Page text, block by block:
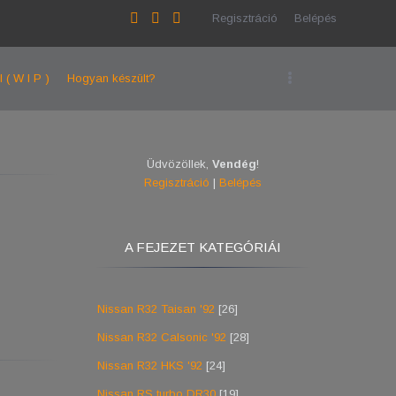
Regisztráció Belépés
( W I P ) Hogyan készült?
Üdvözöllek,Vendég!
Regisztráció |Belépés
A FEJEZET KATEGÓRIÁI
Nissan R32 Taisan '92 [26]
Nissan R32 Calsonic '92 [28]
Nissan R32 HKS '92 [24]